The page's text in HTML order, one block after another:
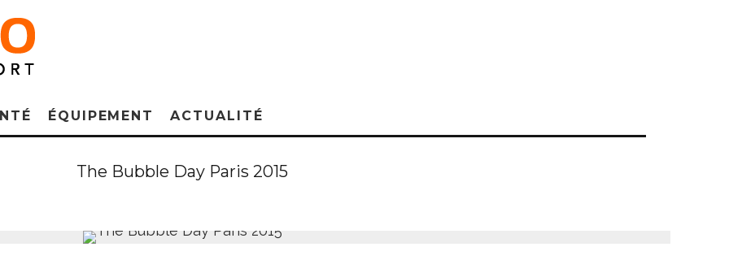
ÉQUIPEMENT ACTUALITÉ
The Bubble Day Paris 2015